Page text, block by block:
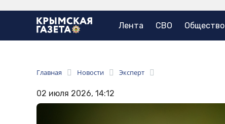
Лента СВО Общество
Главная Новости Эксперт
02 июля 2026, 14:12